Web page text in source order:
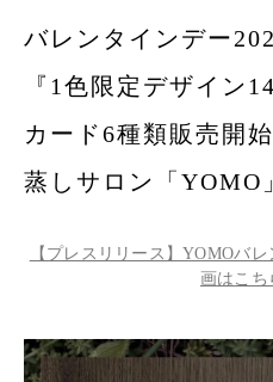
バレンタインデー
『1色限定デザイン
カード6種類販売開
蒸しサロン「YOMO
【プレスリリース】YOMOバ
画はこち